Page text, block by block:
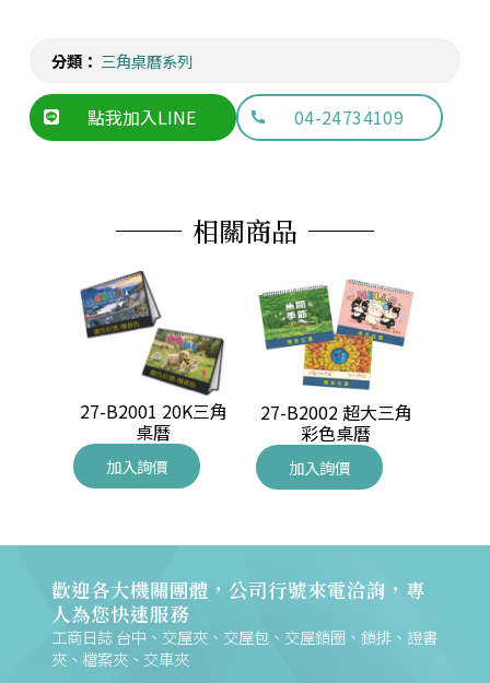
分類： 三角桌曆系列
點我加入LINE 04-24734109
相關商品
27-B2001 20K三角
桌曆
加入詢價
27-B2002 超大三角
彩色桌曆
加入詢價
歡迎各大機關團體，公司行號來電洽詢，專
人為您快速服務
工商日誌 台中、交屋夾、交屋包、交屋鎖圈、鎖排、證書
夾、檔案夾、交車夾